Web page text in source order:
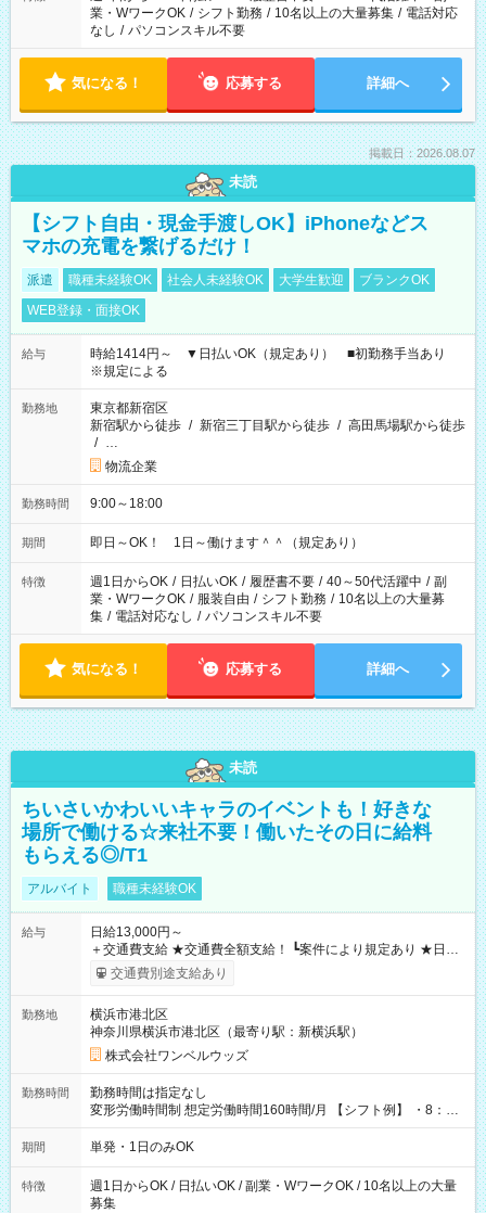
業・WワークOK / シフト勤務 / 10名以上の大量募集 / 電話対応
なし / パソコンスキル不要
気になる！ 応募する 詳細へ
掲載日：2026.08.07
未読
【シフト自由・現金手渡しOK】iPhoneなどス
マホの充電を繋げるだけ！
派遣 職種未経験OK 社会人未経験OK 大学生歓迎
ブランクOK
WEB登録・面接OK
給与
時給1414円～ ▼日払いOK（規定あり） ■初勤務手当あり
※規定による
勤務地
東京都新宿区
新宿駅から徒歩 / 新宿三丁目駅から徒歩 / 高田馬場駅から徒歩
/ …
物流企業
勤務時間 9:00～18:00
期間 即日～OK！ 1日～働けます＾＾（規定あり）
特徴 週1日からOK / 日払いOK / 履歴書不要 / 40～50代活躍中 / 副
業・WワークOK / 服装自由 / シフト勤務 / 10名以上の大量募
集 / 電話対応なし / パソコンスキル不要
気になる！ 応募する 詳細へ
未読
ちいさいかわいいキャラのイベントも！好きな
場所で働ける☆来社不要！働いたその日に給料
もらえる◎/T1
アルバイト 職種未経験OK
給与
日給13,000円～
＋交通費支給 ★交通費全額支給！ ┗案件により規定あり ★日払
いOK！（規定あり） ┗働いたその日に現金GET♪ お仕事後はコ
ンビニATMから 日払い分を引き落とせます！ 【試用期間】試
交通費別途支給あり
勤務地
横浜市港北区
神奈川県横浜市港北区（最寄り駅：新横浜駅）
株式会社ワンベルウッズ
勤務時間
勤務時間は指定なし
変形労働時間制 想定労働時間160時間/月 【シフト例】 ・8：00
～21：00
期間 単発・1日のみOK
特徴
週1日からOK / 日払いOK / 副業・WワークOK / 10名以上の大量
募集